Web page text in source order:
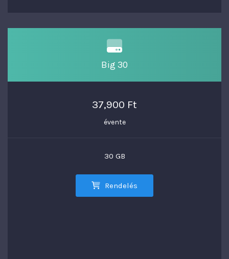
Big 30
37,900 Ft
évente
30 GB
Rendelés